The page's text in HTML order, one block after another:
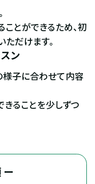
とができるため、初
だけます。
ン
様子に合わせて内容
ることを少しずつ
ー